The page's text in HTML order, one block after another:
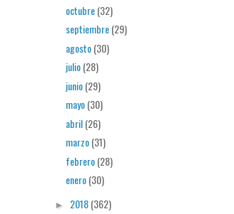
octubre(32)
septiembre(29)
agosto(30)
julio(28)
junio(29)
mayo(30)
abril(26)
marzo(31)
febrero(28)
enero(30)
► 2018(362)